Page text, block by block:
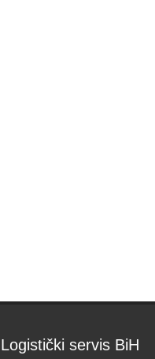
Logistički servis BiH